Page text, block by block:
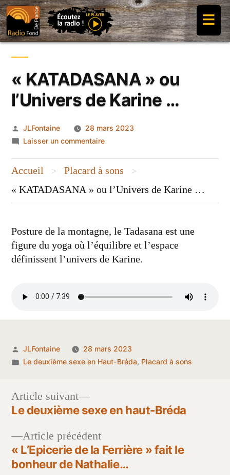
Aller
au
contenu
≡
« KATADASANA » ou
l’Univers de Karine …
Publié
par
JLFontaine
28 mars 2023
Laisser un commentairesur
de
Karine …
Accueil > Placard à sons >
« KATADASANA » ou l’Univers de Karine …
Posture de la montagne, le Tadasana est une
figure du yoga où l’équilibre et l’espace
définissent l’univers de Karine.
Publié
par
JLFontaine
28 mars 2023
Publié
Le deuxième sexe en Haut-Bréda, Placard à sons
de
l’article
Article précédentArticle
précédent :
« L’Epicerie de la Ferrière » fait le
bonheur de Nathalie…
Article suivant
Article
suivant :
Le deuxième sexe en haut-Bréda